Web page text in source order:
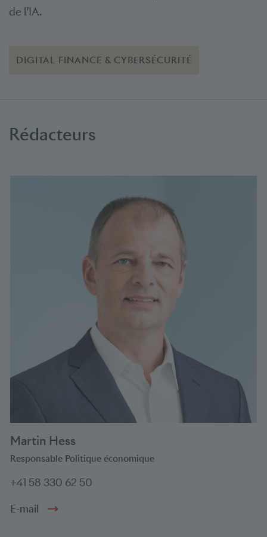
de l’IA.
DIGITAL FINANCE & CYBERSÉCURITÉ
Rédacteurs
Martin Hess
Responsable Politique économique
+41 58 330 62 50
E-mail